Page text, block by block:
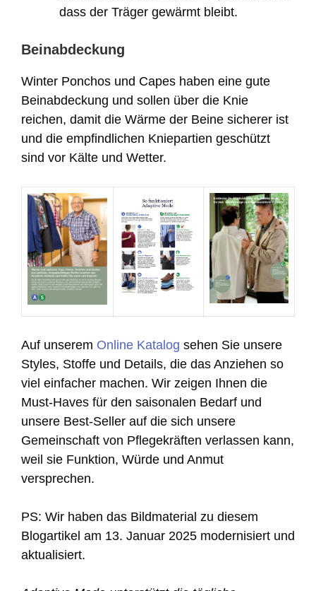
dass der Träger gewärmt bleibt.
Beinabdeckung
Winter Ponchos und Capes haben eine gute
Beinabdeckung und sollen über die Knie
reichen, damit die Wärme der Beine sicherer ist
und die empfindlichen Kniepartien geschützt
sind vor Kälte und Wetter.
Auf unserem Online Katalog sehen Sie unsere
Styles, Stoffe und Details, die das Anziehen so
viel einfacher machen. Wir zeigen Ihnen die
Must-Haves für den saisonalen Bedarf und
unsere Best-Seller auf die sich unsere
Gemeinschaft von Pflegekräften verlassen kann,
weil sie Funktion, Würde und Anmut
versprechen.
PS: Wir haben das Bildmaterial zu diesem
Blogartikel am 13. Januar 2025 modernisiert und
aktualisiert.